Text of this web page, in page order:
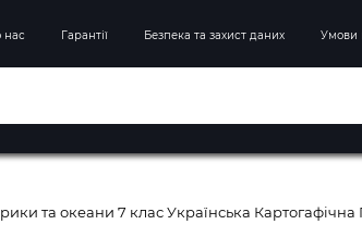
нас Гарантії Безпека та захист даних Умови
та океани 7 клас Українська Картогафічна